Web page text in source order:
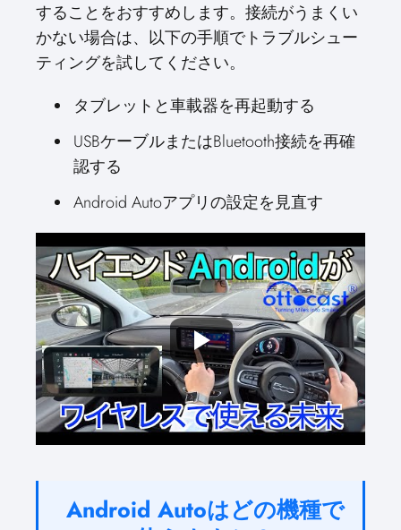
することをおすすめします。接続がうまくい
かない場合は、以下の手順でトラブルシュー
ティングを試してください。
タブレットと車載器を再起動する
USBケーブルまたはBluetooth接続を再確
認する
Android Autoアプリの設定を見直す
Android Autoはどの機種で